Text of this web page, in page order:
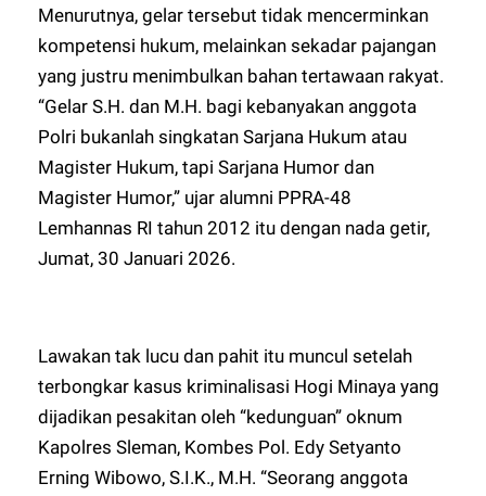
Menurutnya, gelar tersebut tidak mencerminkan
kompetensi hukum, melainkan sekadar pajangan
yang justru menimbulkan bahan tertawaan rakyat.
“Gelar S.H. dan M.H. bagi kebanyakan anggota
Polri bukanlah singkatan Sarjana Hukum atau
Magister Hukum, tapi Sarjana Humor dan
Magister Humor,” ujar alumni PPRA-48
Lemhannas RI tahun 2012 itu dengan nada getir,
Jumat, 30 Januari 2026.
Lawakan tak lucu dan pahit itu muncul setelah
terbongkar kasus kriminalisasi Hogi Minaya yang
dijadikan pesakitan oleh “kedunguan” oknum
Kapolres Sleman, Kombes Pol. Edy Setyanto
Erning Wibowo, S.I.K., M.H. “Seorang anggota